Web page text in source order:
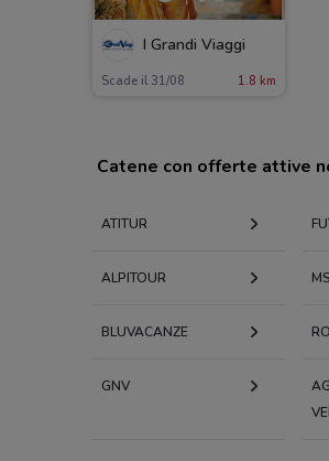
I Grandi Viaggi
Scade il 31/08 1.8 km
Catene con offerte attive
ATITUR
ALPITOUR
BLUVACANZE
GNV